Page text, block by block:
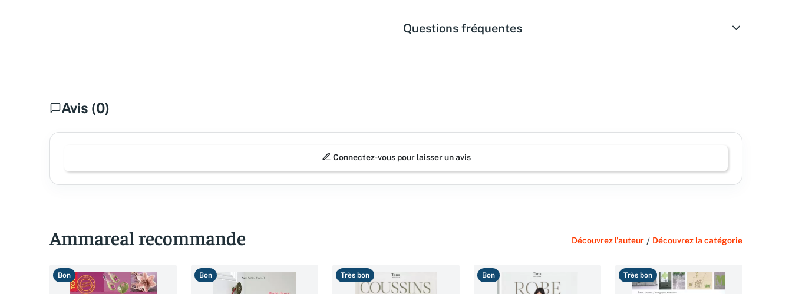
Questions fréquentes
Avis (0)
Connectez-vous pour laisser un avis
Ammareal recommande Découvrez l'auteur / Découvrez la catégorie
Bon Bon Très bon Bon Très bon